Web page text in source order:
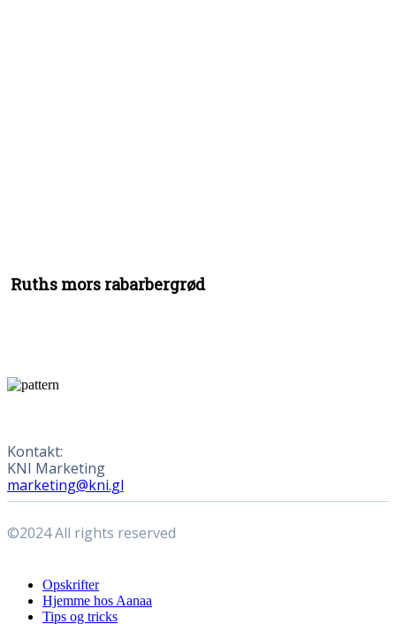
Ruths mors rabarbergrød
Kontakt:
KNI Marketing
marketing@kni.gl
©2024 All rights reserved
Close
Menu
Opskrifter
Hjemme hos Aanaa
Tips og tricks